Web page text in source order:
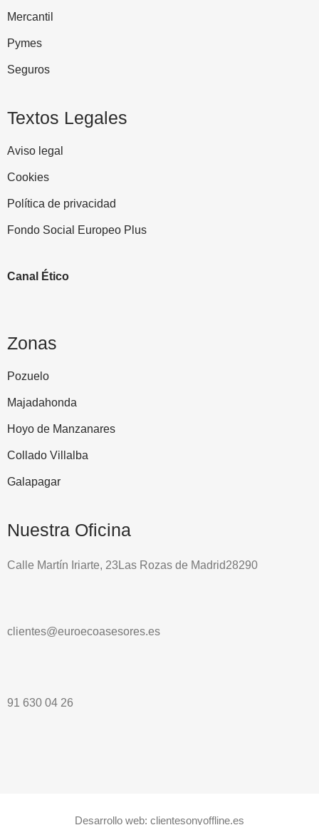
Mercantil
Pymes
Seguros
Textos Legales
Aviso legal
Cookies
Política de privacidad
Fondo Social Europeo Plus
Canal Ético
Zonas
Pozuelo
Majadahonda
Hoyo de Manzanares
Collado Villalba
Galapagar
Nuestra Oficina
Calle Martín Iriarte, 23Las Rozas de Madrid28290
clientes@euroecoasesores.es
91 630 04 26
Desarrollo web: clientesonyoffline.es